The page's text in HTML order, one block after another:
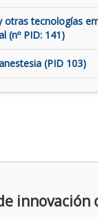
otras tecnologías
(nº PID: 141)
(PID 103)
innovación